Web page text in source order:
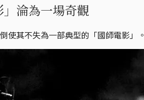
淪為一場奇觀
使其不失為一部典型的「國師電影」。